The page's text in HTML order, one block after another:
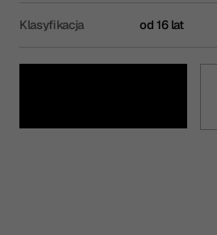
Klasyfikacja od 16 lat